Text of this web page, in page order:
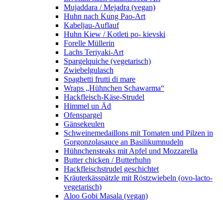
Mujaddara / Mejadra (vegan)
Huhn nach Kung Pao-Art
Kabeljau-Auflauf
Huhn Kiew / Kotleti po- kievski
Forelle Müllerin
Lachs Teriyaki-Art
Spargelquiche (vegetarisch)
Zwiebelgulasch
Spaghetti frutti di mare
Wraps „Hühnchen Schawarma“
Hackfleisch-Käse-Strudel
Himmel un Äd
Ofenspargel
Gänsekeulen
Schweinemedaillons mit Tomaten und Pilzen in
Gorgonzolasauce an Basilikumnudeln
Hühnchensteaks mit Apfel und Mozzarella
Butter chicken / Butterhuhn
Hackfleischstrudel geschichtet
Kräuterkässpätzle mit Röstzwiebeln (ovo-lacto-
vegetarisch)
Aloo Gobi Masala (vegan)